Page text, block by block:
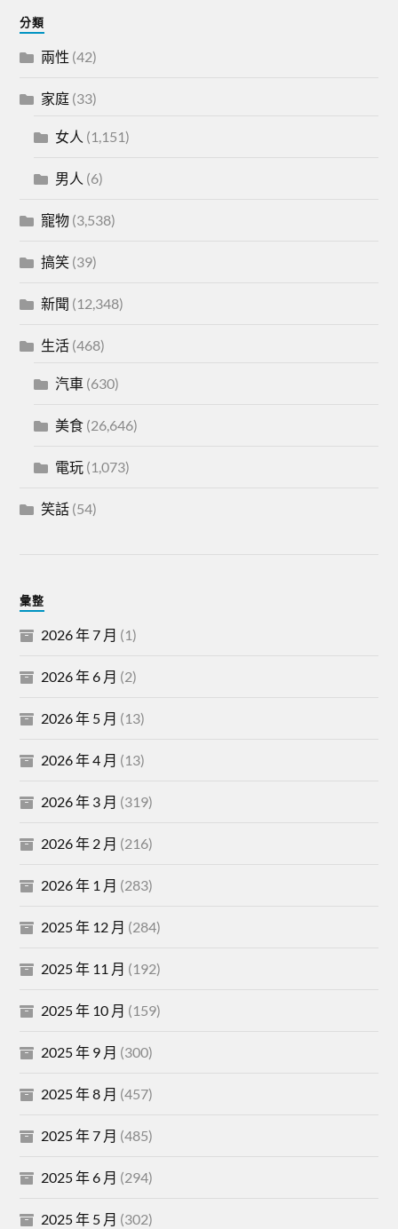
分類
兩性 (42)
家庭 (33)
女人 (1,151)
男人 (6)
寵物 (3,538)
搞笑 (39)
新聞 (12,348)
生活 (468)
汽車 (630)
美食 (26,646)
電玩 (1,073)
笑話 (54)
彙整
2026 年 7 月 (1)
2026 年 6 月 (2)
2026 年 5 月 (13)
2026 年 4 月 (13)
2026 年 3 月 (319)
2026 年 2 月 (216)
2026 年 1 月 (283)
2025 年 12 月 (284)
2025 年 11 月 (192)
2025 年 10 月 (159)
2025 年 9 月 (300)
2025 年 8 月 (457)
2025 年 7 月 (485)
2025 年 6 月 (294)
2025 年 5 月 (302)